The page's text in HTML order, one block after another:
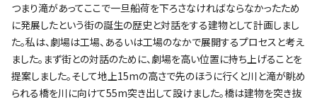
つまり滝があってここで一旦船荷を下ろさなければならなかったため
に発展したという街の誕生の歴史と対話をする建物として計画しまし
た。私は、劇場は工場、あるいは工場のなかで展開するプロセスと考え
ました。まず街との対話のために、劇場を高い位置に持ち上げることを
提案しました。そして地上15mの高さで先のほうに行くと川と滝が眺め
られる橋を川に向けて55m突き出して設けました。橋は建物を突き抜